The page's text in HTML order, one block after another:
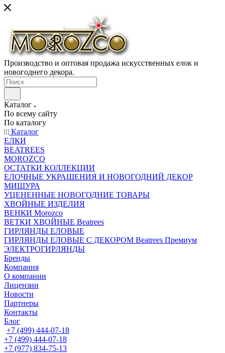
Производство и оптовая продажа искусственных елок и
новогоднего декора.
Каталог
По всему сайту
По каталогу
Каталог
ЕЛКИ
BEATREES
MOROZCO
ОСТАТКИ КОЛЛЕКЦИИ
ЕЛОЧНЫЕ УКРАШЕНИЯ И НОВОГОДНИЙ ДЕКОР
МИШУРА
УЦЕНЕННЫЕ НОВОГОДНИЕ ТОВАРЫ
ХВОЙНЫЕ ИЗДЕЛИЯ
ВЕНКИ Morozco
ВЕТКИ ХВОЙНЫЕ Beatrees
ГИРЛЯНДЫ ЕЛОВЫЕ
ГИРЛЯНДЫ ЕЛОВЫЕ С ДЕКОРОМ Beatrees Премиум
ЭЛЕКТРОГИРЛЯНДЫ
Бренды
Компания
О компании
Лицензии
Новости
Партнеры
Контакты
Блог
+7 (499) 444-07-18
+7 (499) 444-07-18
+7 (977) 834-75-13